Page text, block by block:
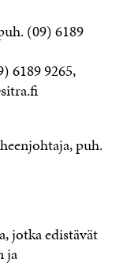
(09) 6189
6189 9265,
puh.
jotka edistävät
ja